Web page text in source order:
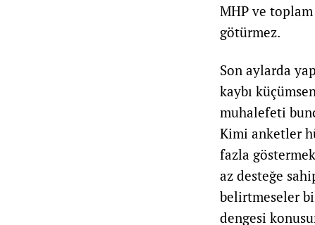
MHP ve
götürmez.
Son aylarda
kaybı
muhalefeti
Kimi anketler
fazla
az desteğe
belirtmeseler
dengesi